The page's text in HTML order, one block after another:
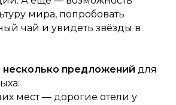
мира, попробовать
чай и увидеть звёзды в
несколько предложений для
мест — дорогие отели у